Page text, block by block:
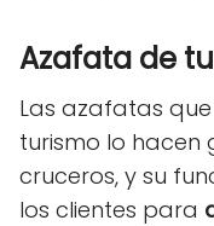
Azafata de
Las azafatas
turismo lo hacen
cruceros, y su
los clientes para